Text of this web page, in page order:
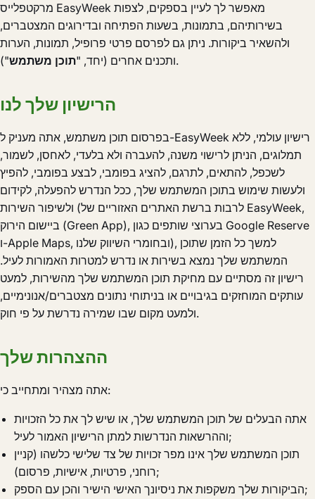
מרקטפלייס EasyWeek מאפשר לך לעיין בספקים, לצפות
בשירותיהם, בתמונות, בשעות הפתיחה ובדירוגים המצטברים,
ולהשאיר ביקורות. ניתן גם לפרסם פרטי פרופיל, תמונות, הערות
ותכנים אחרים (יחד, "תוכן משתמש ").
הרישיון שלך לנו
בפרסום תוכן משתמש, אתה מעניק ל-EasyWeek רישיון עולמי, ללא
תמלוגים, הניתן לרישוי משנה, להעברה ולא בלעדי, לאחסן, לשמור,
לשכפל, להתאים, לתרגם, להציג בפומבי, לבצע בפומבי, להפיץ
ולעשות שימוש בתוכן המשתמש שלך, ככל הנדרש להפעלה, לקידום
ולשיפור השירות (לרבות ברשת האתרים האזוריים של EasyWeek,
ביישום הירוק (Green App), בערוצי שותפים כגון Google Reserve
ו-Apple Maps, ובחומרי השיווק שלנו), למשך כל הזמן שתוכן
המשתמש שלך נמצא בשירות או נדרש למטרות האמורות לעיל.
רישיון זה מסתיים עם מחיקת תוכן המשתמש שלך מהשירות, למעט
עותקים המוחזקים בגיבויים או בניתוחי נתונים מצטברים/אנונימיים,
ולמעט מקום שבו שמירה נדרשת על פי חוק.
ההצהרות שלך
אתה מצהיר ומתחייב כי:
אתה הבעלים של תוכן המשתמש שלך, או שיש לך את כל הזכויות
וההרשאות הנדרשות למתן הרישיון האמור לעיל;
תוכן המשתמש שלך אינו מפר זכויות של צד שלישי כלשהו (קניין
רוחני, פרטיות, אישיות, פרסום);
הביקורות שלך משקפות את ניסיונך האישי הישיר והכן עם הספק;